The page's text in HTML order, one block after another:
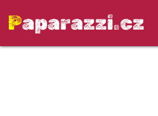
Paparazzi.cz